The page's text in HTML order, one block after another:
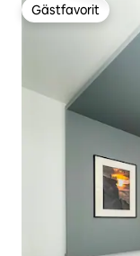
Gästfavorit
Gästfavorit